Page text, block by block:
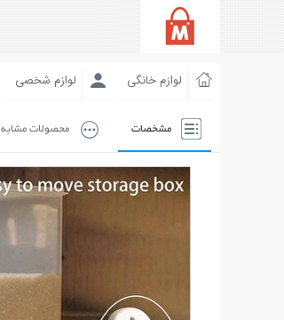
لوازم خانگی لوازم شخصی
مشخصات محصولات مشابه